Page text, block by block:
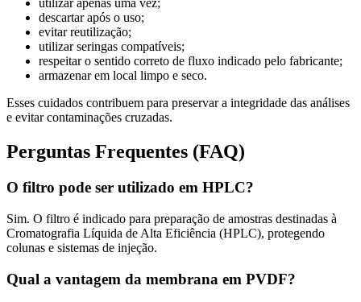
utilizar apenas uma vez;
descartar após o uso;
evitar reutilização;
utilizar seringas compatíveis;
respeitar o sentido correto de fluxo indicado pelo fabricante;
armazenar em local limpo e seco.
Esses cuidados contribuem para preservar a integridade das análises
e evitar contaminações cruzadas.
Perguntas Frequentes (FAQ)
O filtro pode ser utilizado em HPLC?
Sim. O filtro é indicado para preparação de amostras destinadas à
Cromatografia Líquida de Alta Eficiência (HPLC), protegendo
colunas e sistemas de injeção.
Qual a vantagem da membrana em PVDF?